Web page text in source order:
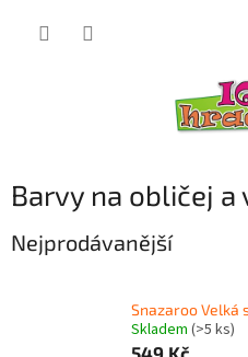
Barvy na obličej a
Nejprodávanější
Snazaroo Velká
Skladem (>5 ks)
549 Kč